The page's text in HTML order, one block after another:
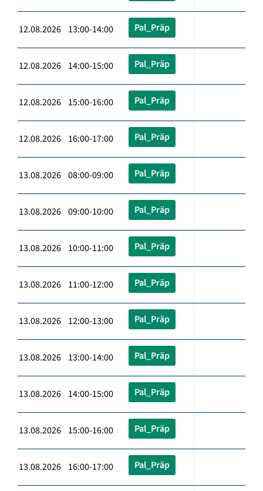
12.08.2026 13:00-14:00 Pal_Präp
12.08.2026 14:00-15:00 Pal_Präp
12.08.2026 15:00-16:00 Pal_Präp
12.08.2026 16:00-17:00 Pal_Präp
13.08.2026 08:00-09:00 Pal_Präp
13.08.2026 09:00-10:00 Pal_Präp
13.08.2026 10:00-11:00 Pal_Präp
13.08.2026 11:00-12:00 Pal_Präp
13.08.2026 12:00-13:00 Pal_Präp
13.08.2026 13:00-14:00 Pal_Präp
13.08.2026 14:00-15:00 Pal_Präp
13.08.2026 15:00-16:00 Pal_Präp
13.08.2026 16:00-17:00 Pal_Präp